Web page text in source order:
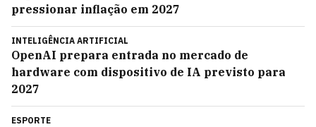
pressionar inflação em 2027
INTELIGÊNCIA ARTIFICIAL
OpenAI prepara entrada no mercado de
hardware com dispositivo de IA previsto para
2027
ESPORTE